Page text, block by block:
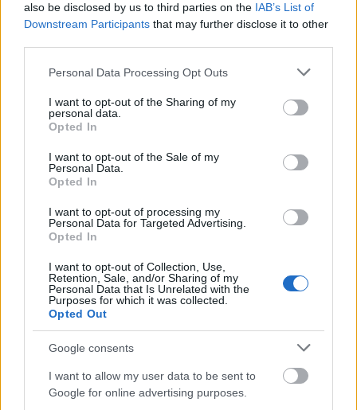
also be disclosed by us to third parties on the IAB’s List of
Downstream Participants that may further disclose it to other
Please note that this website/app uses one or more Google
not limited to your visit or usage behaviour. You may click to
grant or deny consent to Google and its third-party tags to
use your data for below specified purposes in below Google
consent section.
Personal Data Processing Opt Outs
I want to opt-out of the Sharing of my
personal data.
Opted In
I want to opt-out of the Sale of my
Personal Data.
Opted In
I want to opt-out of processing my
Personal Data for Targeted Advertising.
Opted In
I want to opt-out of Collection, Use,
Retention, Sale, and/or Sharing of my
Personal Data that Is Unrelated with the
Purposes for which it was collected.
Opted Out
Google consents
I want to allow my user data to be sent to
Google for online advertising purposes.
Άκαρπες οι έρευνες για τον εντοπισμό 46χρονου
εργολάβου στη Ρόδο
Άκαρπες παραμένουν οι έρευνες για τον εντοπισμό
46χρονου εργολάβου οικοδομών στη Ρόδο. Ο 46χρονος,
αλβανικής καταγωγής, αναζητείται από την περασμένη Κυριακή,
οπότε και…